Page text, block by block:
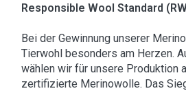
Responsible Wool Standard
Bei der Gewinnung unserer
Tierwohl besonders am Herzen.
wählen wir für unsere Produktion
zertifizierte Merinowolle. Das